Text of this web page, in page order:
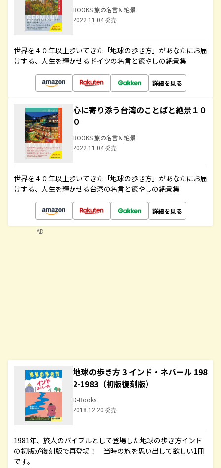
BOOKS 旅の名言＆絶景
2022.11.04 発売
世界を４０年以上歩いてきた「地球の歩き方」があなたにお届
けする、人生を輝かせるドイツの名言と癒やしの絶景集
詳細を見る
心に寄り添う台湾のことばと絶景１０
０
BOOKS 旅の名言＆絶景
2022.11.04 発売
世界を４０年以上歩いてきた「地球の歩き方」があなたにお届
けする、人生を輝かせる台湾の名言と癒やしの絶景集
詳細を見る
地球の歩き方 3 インド・ネパール 198
2-1983（初版復刻版）
D-Books
2018.12.20 発売
1981年、旅人のバイブルとして登場した地球の歩き方インド
の初版が復刻版で再登場！ 当時の旅を思い出して欲しい1冊
です。
AD